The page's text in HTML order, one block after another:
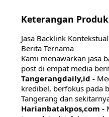
Keterangan Produk
Jasa Backlink
Berita Ternama
Kami menawarkan jasa
post di empat media
Tangerangdaily,id -
kredibel, berfokus pada
Tangerang dan
Harianbatakpos,com -